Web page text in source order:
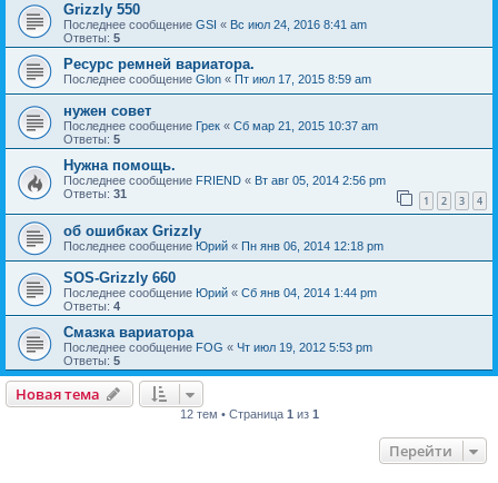
Grizzly 550
Последнее сообщение GSI « Вс июл 24, 2016 8:41 am
Ответы: 5
Ресурс ремней вариатора.
Последнее сообщение Glon « Пт июл 17, 2015 8:59 am
нужен совет
Последнее сообщение Грек « Сб мар 21, 2015 10:37 am
Ответы: 5
Нужна помощь.
Последнее сообщение FRIEND « Вт авг 05, 2014 2:56 pm
Ответы: 31 1 2 3 4
об ошибках Grizzly
Последнее сообщение Юрий « Пн янв 06, 2014 12:18 pm
SOS-Grizzly 660
Последнее сообщение Юрий « Сб янв 04, 2014 1:44 pm
Ответы: 4
Смазка вариатора
Последнее сообщение FOG « Чт июл 19, 2012 5:53 pm
Ответы: 5
Новая тема
12 тем • Страница 1 из 1
Перейти